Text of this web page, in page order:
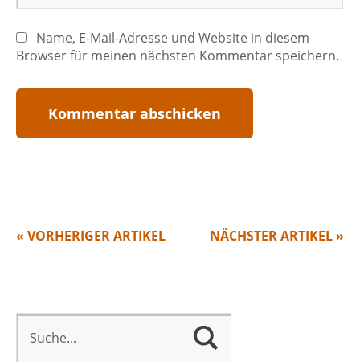
Name, E-Mail-Adresse und Website in diesem
Browser für meinen nächsten Kommentar speichern.
NÄCHSTER ARTIKEL »
« VORHERIGER ARTIKEL